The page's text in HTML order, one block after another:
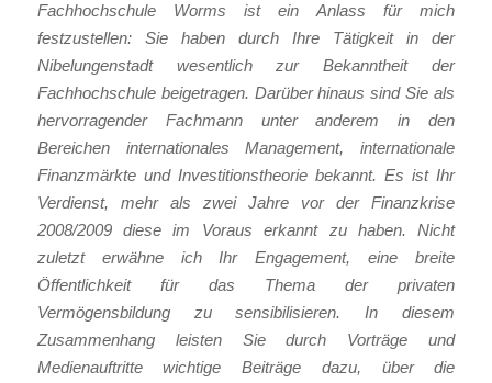
Fachhochschule Worms ist ein Anlass für mich
festzustellen: Sie haben durch Ihre Tätigkeit in der
Nibelungenstadt wesentlich zur Bekanntheit der
Fachhochschule beigetragen. Darüber hinaus sind Sie als
hervorragender Fachmann unter anderem in den
Bereichen internationales Management, internationale
Finanzmärkte und Investitionstheorie bekannt. Es ist Ihr
Verdienst, mehr als zwei Jahre vor der Finanzkrise
2008/2009 diese im Voraus erkannt zu haben. Nicht
zuletzt erwähne ich Ihr Engagement, eine breite
Öffentlichkeit für das Thema der privaten
Vermögensbildung zu sensibilisieren. In diesem
Zusammenhang leisten Sie durch Vorträge und
Medienauftritte wichtige Beiträge dazu, über die